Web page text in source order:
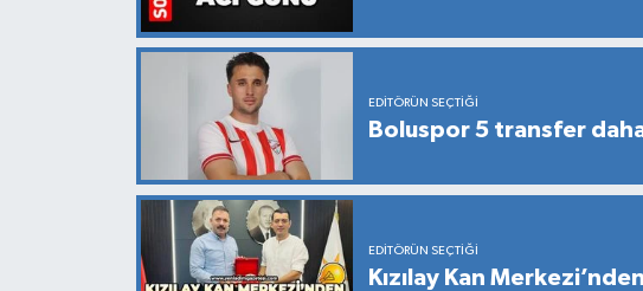
EDITÖRÜN SEÇTIĞI
Boluspor 5 transfer
EDITÖRÜN SEÇTIĞI
Kızılay Kan